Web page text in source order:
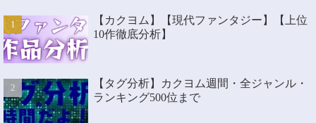
【カクヨム】【現代ファンタジー】【上位
10作徹底分析】
【タグ分析】カクヨム週間・全ジャンル・
ランキング500位まで